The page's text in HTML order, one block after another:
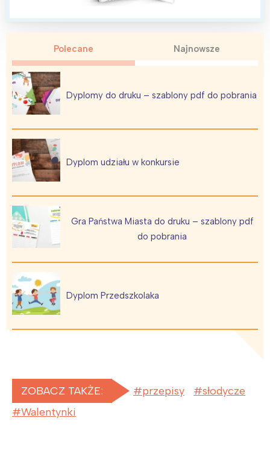
Polecane Najnowsze
Dyplomy do druku – szablony pdf do pobrania
Dyplom udziału w konkursie
Gra Państwa Miasta do druku – szablony pdf
do pobrania
Dyplom Przedszkolaka
ZOBACZ TAKŻE: przepisy
słodycze
Walentynki
Warszawa
Łódź
Trójmiasto
Wrocław
Śląsk
Południe